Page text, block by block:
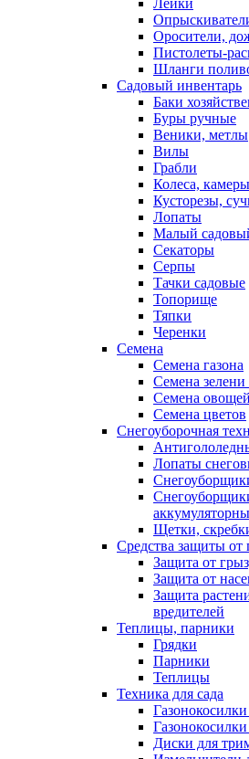
Лейки
Оросители,
Пистолеты-
Шланги
Садовый инвентарь
Баки
Буры ручные
Веники, метлы
Вилы
Грабли
Колеса,
Кусторезы,
Лопаты
Малый
Секаторы
Серпы
Тачки садовые
Топорище
Тяпки
Черенки
Семена
Семена газона
Семена
Семена
Семена цветов
Снегоуборочная
Лопаты
Щетки,
Средства защиты от
Защита от
Защита от
Защита
вредителей
Теплицы, парники
Грядки
Парники
Теплицы
Техника для сада
Диски для